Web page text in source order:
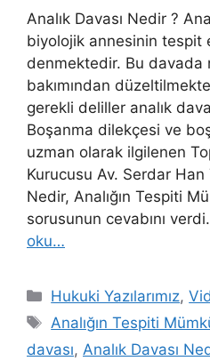
Analık Davası Nedir ?
biyolojik annesinin tespit
denmektedir. Bu davada
bakımından
gerekli deliller analık
Boşanma dilekçesi ve
uzman olarak ilgilenen
Kurucusu Av. Serdar Han
Nedir, Analığın Tespiti
sorusunun cevabını
oku…
Kategoriler
Hukuki Yazılarımız,
Etiketler
Analığın Tespiti
davası, Analık Davası